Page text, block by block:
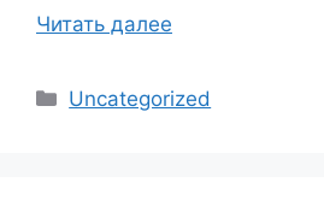
Читать далее
Рубрики
Uncategorized